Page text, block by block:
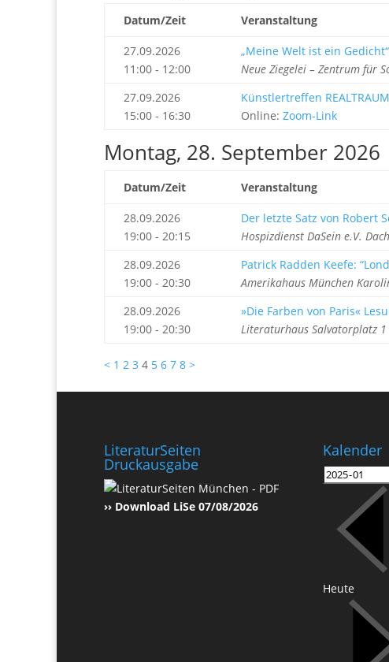
Datum/Zeit Veranstaltung
27.09.2026
11:00 - 12:00
„Meine Welt ist ein Gedicht“
Neue Ziegelei – Zentrum für
27.09.2026
15:00 - 16:30
Künstlertreffen
Online: Zoom-Link
Montag, 28. September 2026
Datum/Zeit Veranstaltung
28.09.2026
19:00 - 20:15
Der letzte Satz von Robert
Hospizdienst DaSein e.V.
28.09.2026
19:00 - 20:30
Patrick Radden Keefe:
Amerikahaus München
28.09.2026
19:00 - 20:30
»Die Farben von Paris«
Literaturhaus Salvatorplatz 1
< 1 2 3 4 5 6 7 8 >
LiteraturSeiten
Druckausgabe
›› Download LiSe 07/08/2026
Kalender
Heute